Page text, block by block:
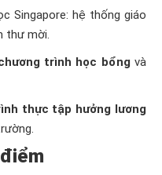
hệ thống giáo
thư mời.
trình học bổng và
thực tập hưởng lương